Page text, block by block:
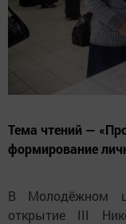
Тема чтений —
формирование
В Молодёжном
открытие III